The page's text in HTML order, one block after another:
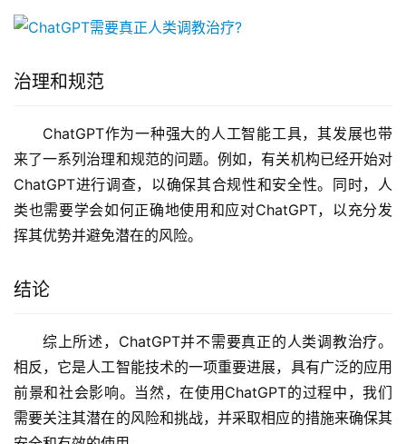
治理和规范
ChatGPT作为一种强大的人工智能工具，其发展也带
来了一系列治理和规范的问题。例如，有关机构已经开始对
ChatGPT进行调查，以确保其合规性和安全性。同时，人
类也需要学会如何正确地使用和应对ChatGPT，以充分发
挥其优势并避免潜在的风险。
结论
综上所述，ChatGPT并不需要真正的人类调教治疗。
相反，它是人工智能技术的一项重要进展，具有广泛的应用
前景和社会影响。当然，在使用ChatGPT的过程中，我们
需要关注其潜在的风险和挑战，并采取相应的措施来确保其